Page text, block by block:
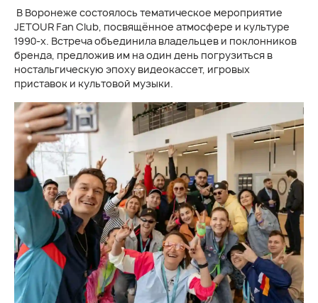
В Воронеже состоялось тематическое мероприятие
JETOUR Fan Club, посвящённое атмосфере и культуре
1990-х. Встреча объединила владельцев и поклонников
бренда, предложив им на один день погрузиться в
ностальгическую эпоху видеокассет, игровых
приставок и культовой музыки.